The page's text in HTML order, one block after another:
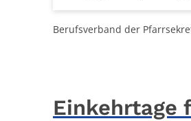
Berufsverband der
Einkehrtage